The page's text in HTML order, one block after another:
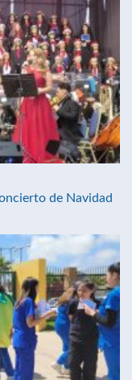
de Navidad